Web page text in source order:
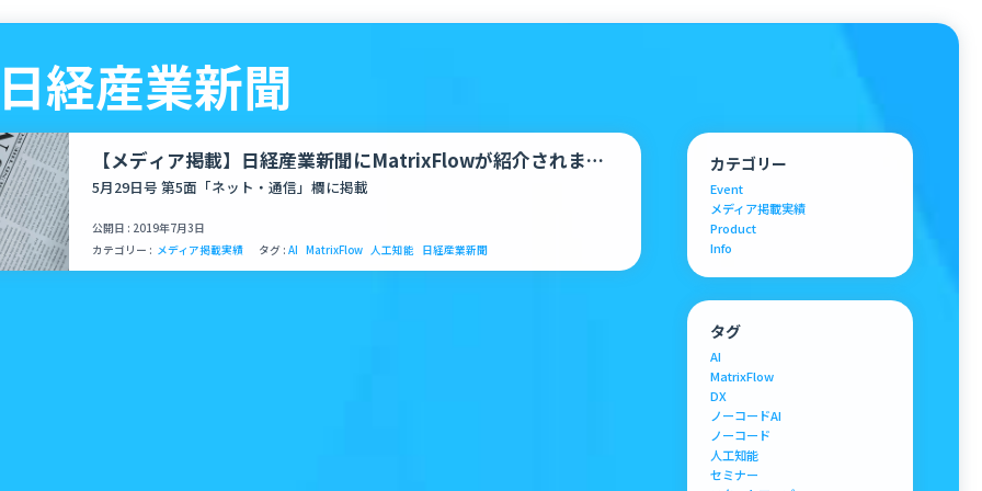
経産業新聞
【メディア掲載】日経産業新聞にMatrixFlowが紹介されまし
た
5月29日号 第5面「ネット・通信」欄に掲載
公開日 : 2019年7月3日
カテゴリー : メディア掲載実績 タグ :AI MatrixFlow 人工知能 日経産業新聞
カテゴリー
Event
メディア掲載実績
Product
Info
タグ
AI
MatrixFlow
DX
ノーコードAI
ノーコード
人工知能
セミナー